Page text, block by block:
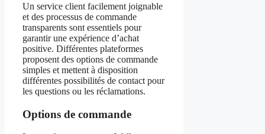
Un service client facilement joignable
et des processus de commande
transparents sont essentiels pour
garantir une expérience d’achat
positive. Différentes plateformes
proposent des options de commande
simples et mettent à disposition
différentes possibilités de contact pour
les questions ou les réclamations.
Options de commande